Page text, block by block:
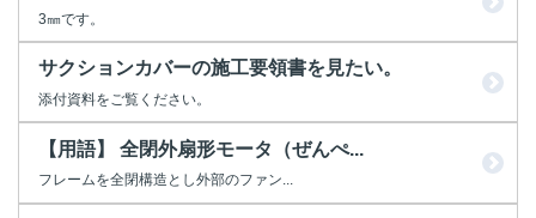
3㎜です。
サクションカバーの施工要領書を見たい。
添付資料をご覧ください。
【用語】 全閉外扇形モータ（ぜんぺ...
フレームを全閉構造とし外部のファン...